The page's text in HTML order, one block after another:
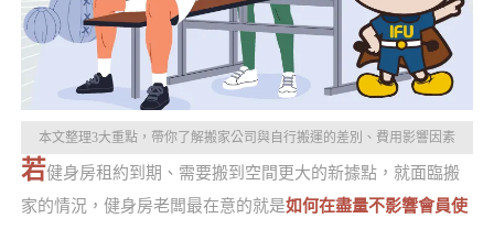
本文整理3大重點，帶你了解搬家公司與自行搬運的差別、費用影響因素
若健身房租約到期、需要搬到空間更大的新據點，就面臨搬
家的情況，健身房老闆最在意的就是如何在盡量不影響會員使